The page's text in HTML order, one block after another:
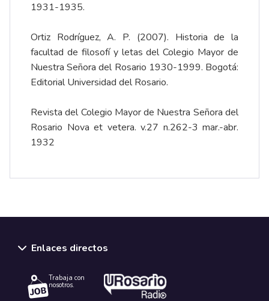
1931-1935.
Ortiz Rodríguez, A. P. (2007). Historia de la
facultad de filosofí y letas del Colegio Mayor de
Nuestra Señora del Rosario 1930-1999. Bogotá:
Editorial Universidad del Rosario.
Revista del Colegio Mayor de Nuestra Señora del
Rosario Nova et vetera. v.27 n.262-3 mar.-abr.
1932
Enlaces directos
Trabaja con
nosotros.